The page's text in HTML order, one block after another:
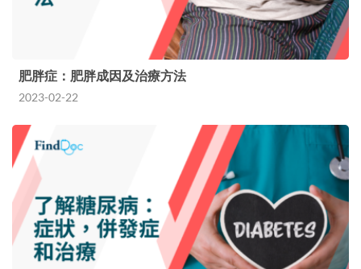
肥胖症：肥胖成因及治療方法
2023-02-22